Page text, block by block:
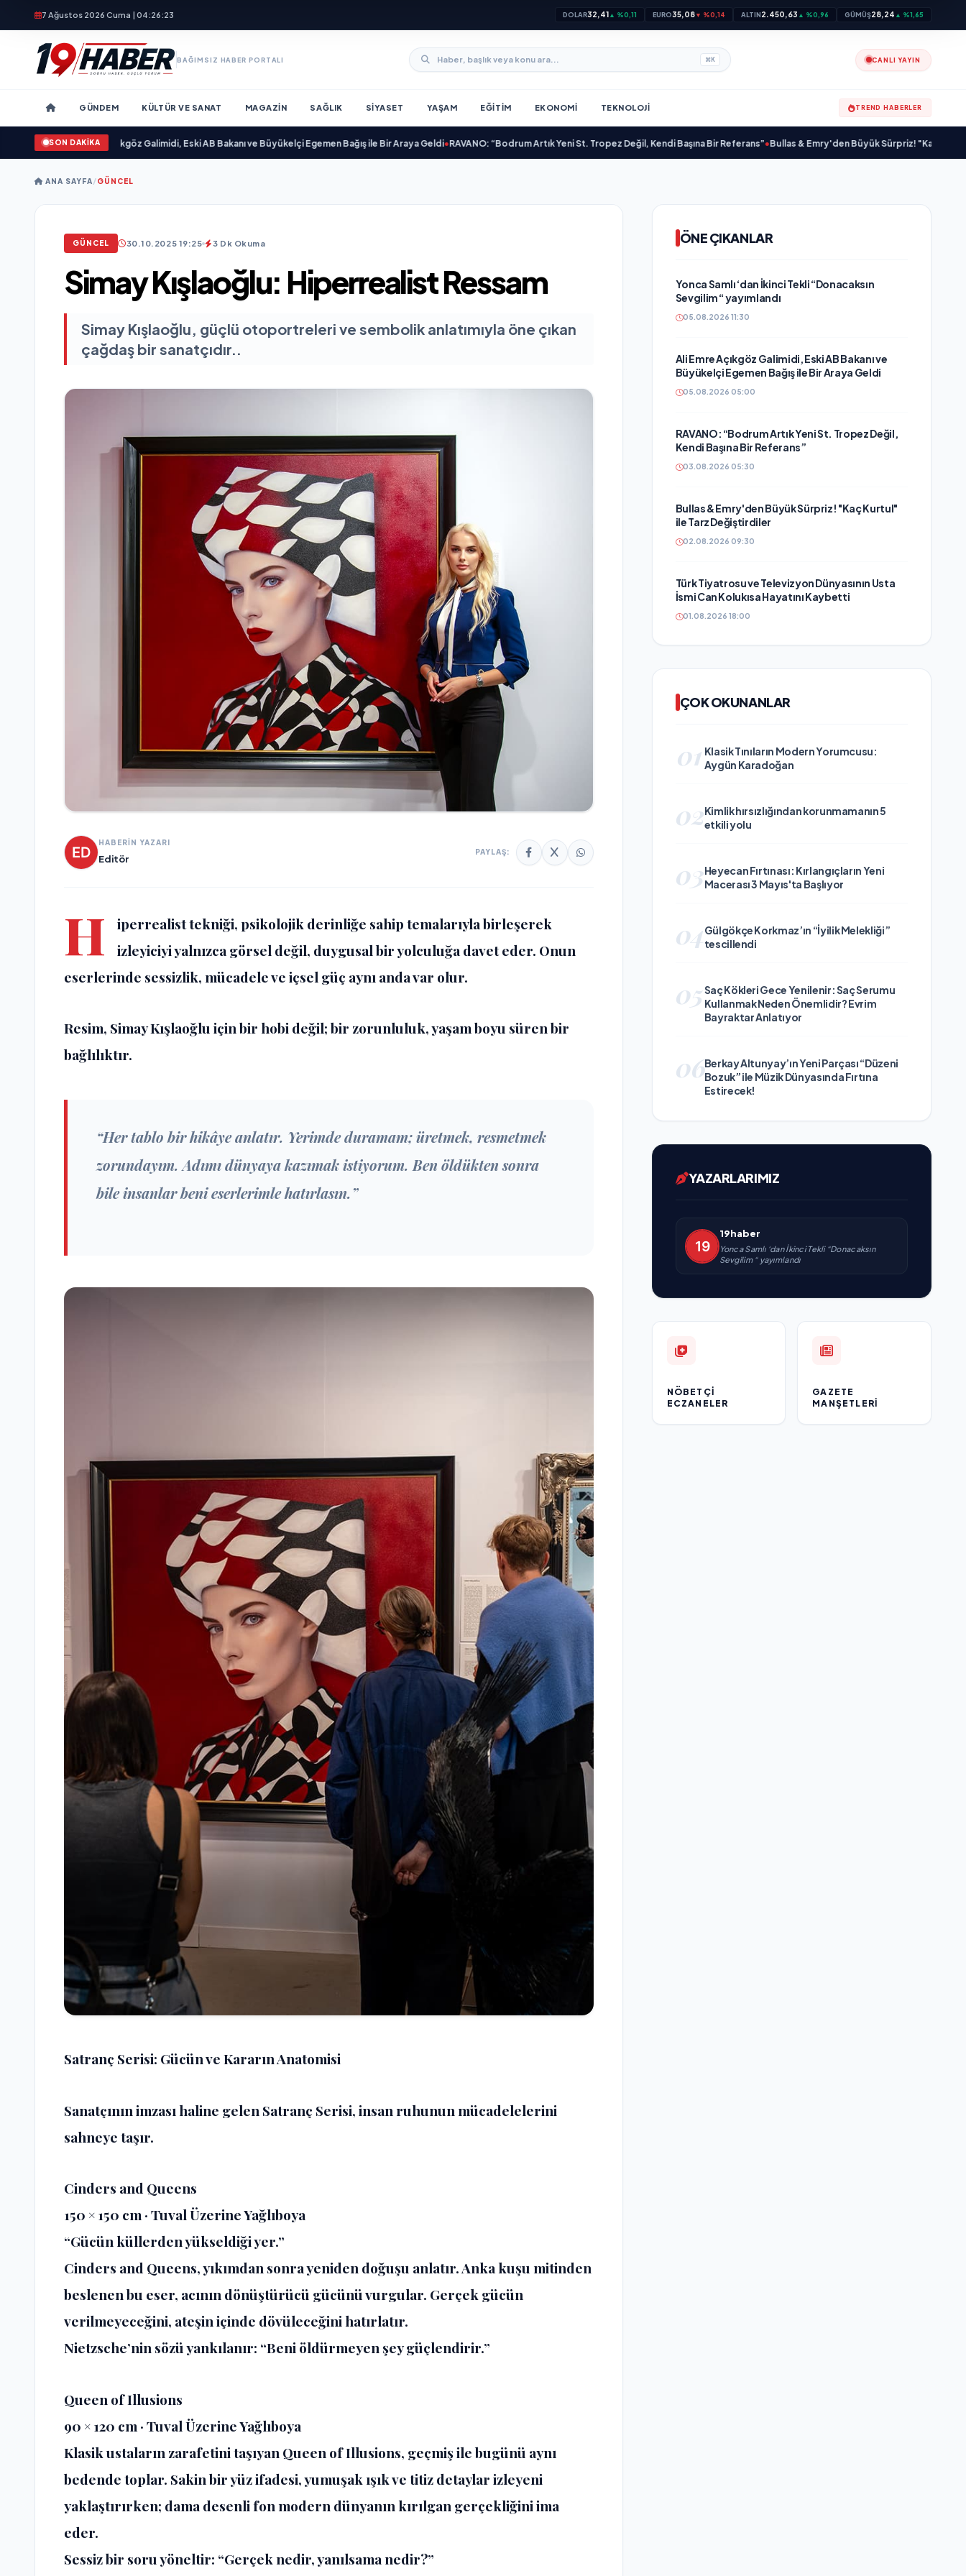
7 Ağustos 2026 Cuma | 04:26:25 DOLAR32,41▲ %0,11 EURO35,08▼ %0,14 ALTIN2.450,63 ▲ %0,96 GÜMÜŞ28,24 ▲ %1,65
BAĞIMSIZ HABER PORTALI ⌘K CANLI YAYIN
GÜNDEM KÜLTÜR VE SANAT MAGAZIN SAĞLIK SIYASET YAŞAM EĞITIM EKONOMI TEKNOLOJI TREND HABERLER
SON DAKİKA
Ali Emre Açıkgöz Galimidi, Eski AB Bakanı ve Büyükelçi Egemen Bağış ile Bir Araya Geldi•RAVANO: “Bodrum Artık Yeni St. Tropez Değil, Kendi Başına Bir Referans”•Bullas & Emry'den Büyük Sürpriz! "Kaç Kurtul" ile
ANA SAYFA/GÜNCEL
GÜNCEL 30.10.2025 19:25 3 Dk Okuma
Simay Kışlaoğlu: Hiperrealist Ressam
Simay Kışlaoğlu, güçlü otoportreleri ve sembolik anlatımıyla öne çıkan
çağdaş bir sanatçıdır..
HABERİN YAZARI
Editör
PAYLAŞ:
H
iperrealist tekniği, psikolojik derinliğe sahip temalarıyla birleşerek
izleyiciyi yalnızca görsel değil, duygusal bir yolculuğa davet eder. Onun
eserlerinde sessizlik, mücadele ve içsel güç aynı anda var olur.
Resim, Simay Kışlaoğlu için bir hobi değil; bir zorunluluk, yaşam boyu süren bir
bağlılıktır.
“Her tablo bir hikâye anlatır. Yerimde duramam; üretmek, resmetmek
zorundayım. Adımı dünyaya kazımak istiyorum. Ben öldükten sonra
bile insanlar beni eserlerimle hatırlasın.”
Satranç Serisi: Gücün ve Kararın Anatomisi
Sanatçının imzası haline gelen Satranç Serisi, insan ruhunun mücadelelerini
sahneye taşır.
Cinders and Queens
150 × 150 cm · Tuval Üzerine Yağlıboya
“Gücün küllerden yükseldiği yer.”
Cinders and Queens, yıkımdan sonra yeniden doğuşu anlatır. Anka kuşu mitinden
beslenen bu eser, acının dönüştürücü gücünü vurgular. Gerçek gücün
verilmeyeceğini, ateşin içinde dövüleceğini hatırlatır.
Nietzsche’nin sözü yankılanır: “Beni öldürmeyen şey güçlendirir.”
Queen of Illusions
90 × 120 cm · Tuval Üzerine Yağlıboya
Klasik ustaların zarafetini taşıyan Queen of Illusions, geçmiş ile bugünü aynı
bedende toplar. Sakin bir yüz ifadesi, yumuşak ışık ve titiz detaylar izleyeni
yaklaştırırken; dama desenli fon modern dünyanın kırılgan gerçekliğini ima
eder.
Sessiz bir soru yöneltir: “Gerçek nedir, yanılsama nedir?”
ÖNE ÇIKANLAR
Yonca Samlı ‘dan İkinci Tekli “Donacaksın
Sevgilim “ yayımlandı
05.08.2026 11:30
Ali Emre Açıkgöz Galimidi, Eski AB Bakanı ve
Büyükelçi Egemen Bağış ile Bir Araya Geldi
05.08.2026 05:00
RAVANO: “Bodrum Artık Yeni St. Tropez Değil,
Kendi Başına Bir Referans”
03.08.2026 05:30
Bullas & Emry'den Büyük Sürpriz! "Kaç Kurtul"
ile Tarz Değiştirdiler
02.08.2026 09:30
Türk Tiyatrosu ve Televizyon Dünyasının Usta
İsmi Can Kolukısa Hayatını Kaybetti
01.08.2026 18:00
ÇOK OKUNANLAR
01 Klasik Tınıların Modern Yorumcusu:
Aygün Karadoğan
02Kimlik hırsızlığından korunmamanın 5
etkili yolu
03Heyecan Fırtınası: Kırlangıçların Yeni
Macerası 3 Mayıs'ta Başlıyor
04Gülgökçe Korkmaz’ın “İyilik Melekliği”
tescillendi
05Saç Kökleri Gece Yenilenir: Saç Serumu
Kullanmak Neden Önemlidir? Evrim
Bayraktar Anlatıyor
06Berkay Altunyay’ın Yeni Parçası “Düzeni
Bozuk” ile Müzik Dünyasında Fırtına
Estirecek!
YAZARLARIMIZ
19haber
Yonca Samlı ‘dan İkinci Tekli “Donacaksın
Sevgilim “ yayımlandı
NÖBETÇI
ECZANELER
GAZETE
MANŞETLERI